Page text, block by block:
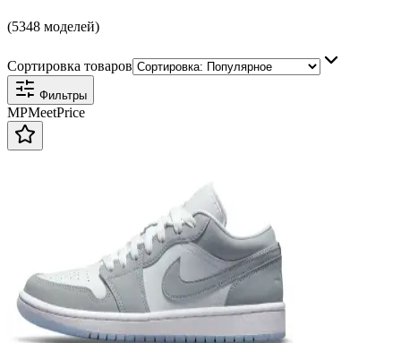
(5348 моделей)
Сортировка товаров
Фильтры
MPMeetPrice